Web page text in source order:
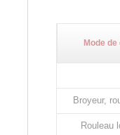
Mode
Broyeur,
Rouleau